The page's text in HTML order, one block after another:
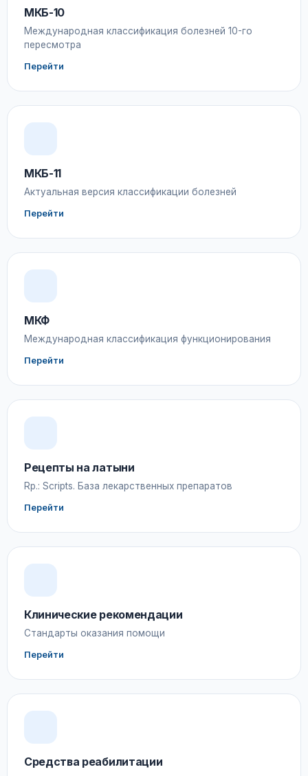
МКБ-10
Международная классификация болезней 10-го
пересмотра
Перейти
МКБ-11
Актуальная версия классификации болезней
Перейти
МКФ
Международная классификация функционирования
Перейти
Рецепты на латыни
Rp.: Scripts. База лекарственных препаратов
Перейти
Клинические рекомендации
Стандарты оказания помощи
Перейти
Средства реабилитации